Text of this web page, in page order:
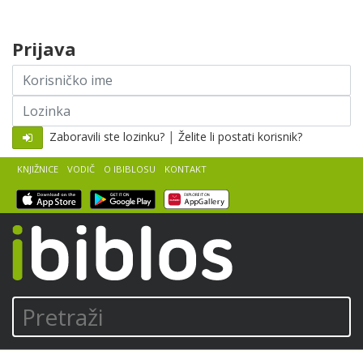
Pretraži
KNJIŽNICE VODIČ O IBIBLOSU KONTAKT
Prijava
Korisničko
ime
Lozinka
Zaboravili ste lozinku? | Želite li postati korisnik?